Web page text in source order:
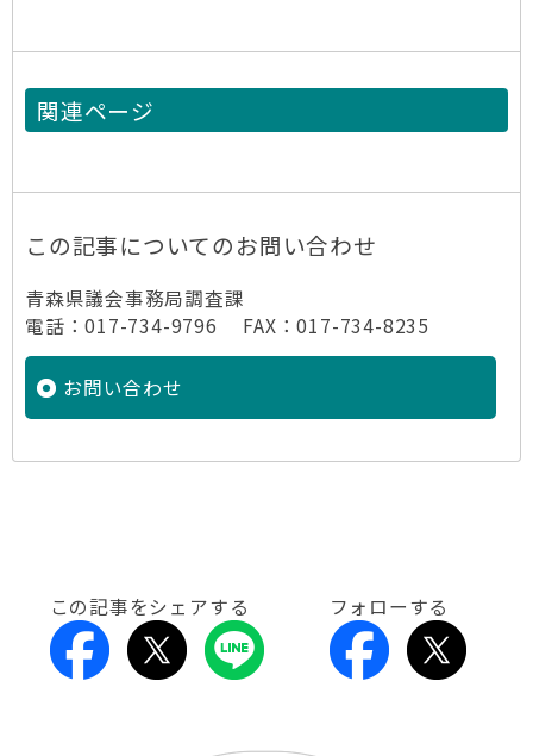
関連ページ
この記事についてのお問い合わせ
青森県議会事務局調査課
電話：017-734-9796 FAX：017-734-8235
お問い合わせ
この記事をシェアする フォローする